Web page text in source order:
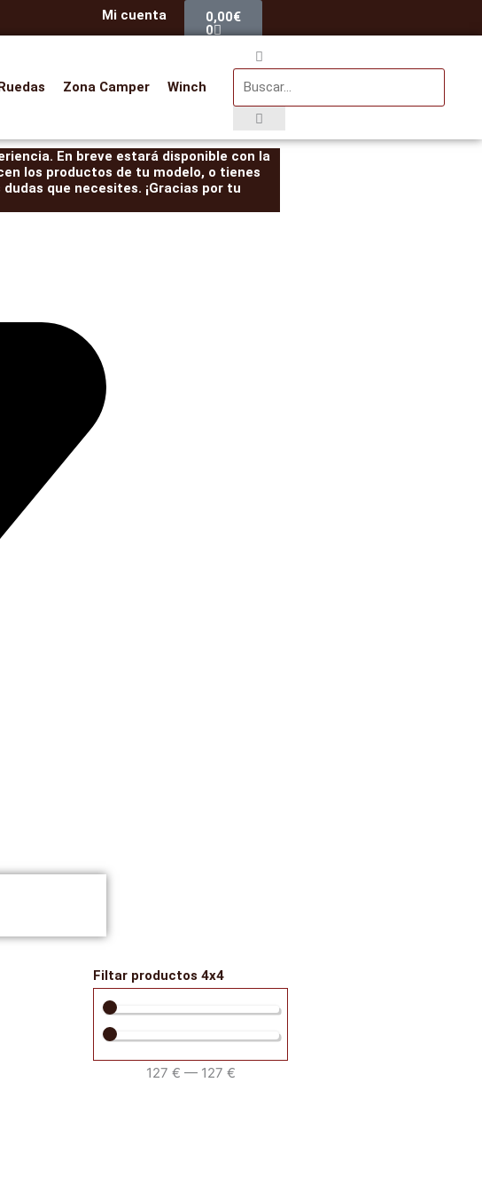
Mi cuenta 0,00€
0
Carrito
Zona Camper Winch
Buscar
En breve estará disponible con la
los productos de tu modelo, o tienes
que necesites. ¡Gracias por tu
Filtar productos 4x4
127 € — 127 €